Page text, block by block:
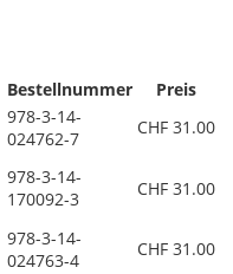
Bestellnummer
Preis
978-3-14-
024762-7
CHF 31.00
978-3-14-
170092-3
CHF 31.00
978-3-14-
024763-4
CHF 31.00